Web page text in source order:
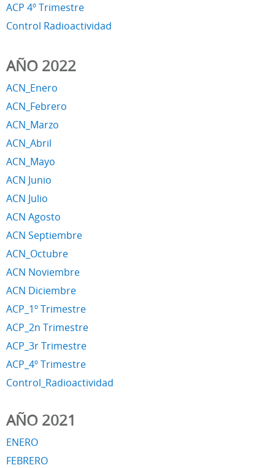
ACP 4º Trimestre
Control Radioactividad
AÑO 2022
ACN_Enero
ACN_Febrero
ACN_Marzo
ACN_Abril
ACN_Mayo
ACN Junio
ACN Julio
ACN Agosto
ACN Septiembre
ACN_Octubre
ACN Noviembre
ACN Diciembre
ACP_1º Trimestre
ACP_2n Trimestre
ACP_3r Trimestre
ACP_4º Trimestre
Control_Radioactividad
AÑO 2021
ENERO
FEBRERO